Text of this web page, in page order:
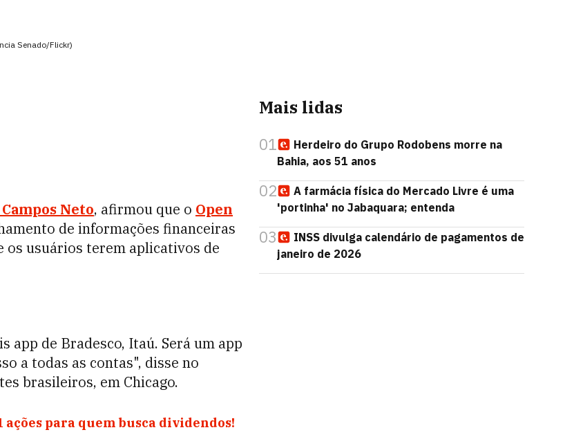
Senado/Flickr)
Neto, afirmou que o Open
de informações financeiras
os usuários terem aplicativos de
app de Bradesco, Itaú. Será um app
a todas as contas", disse no
brasileiros, em Chicago.
para quem busca dividendos!
Mais lidas
01
Herdeiro do Grupo Rodobens morre na
Bahia, aos 51 anos
02
A farmácia física do Mercado Livre é uma
'portinha' no Jabaquara; entenda
03
INSS divulga calendário de pagamentos de
janeiro de 2026